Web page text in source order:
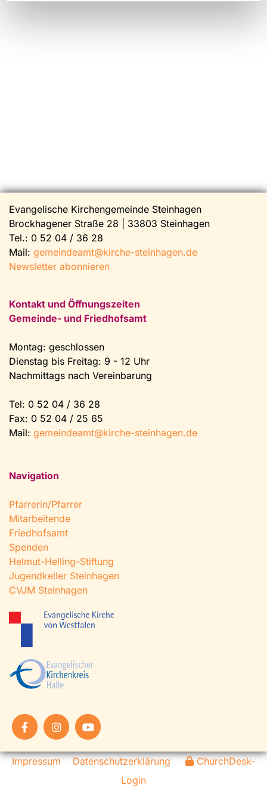
Evangelische Kirchengemeinde Steinhagen
Brockhagener Straße 28 | 33803 Steinhagen
Tel.: 0 52 04 / 36 28
Mail: gemeindeamt@kirche-steinhagen.de
Newsletter abonnieren
Kontakt und Öffnungszeiten
Gemeinde- und Friedhofsamt
Montag: geschlossen
Dienstag bis Freitag: 9 - 12 Uhr
Nachmittags nach Vereinbarung
Tel: 0 52 04 / 36 28
Fax: 0 52 04 / 25 65
Mail: gemeindeamt@kirche-steinhagen.de
Navigation
Pfarrerin/Pfarrer
Mitarbeitende
Friedhofsamt
Spenden
Helmut-Helling-Stiftung
Jugendkeller Steinhagen
CVJM Steinhagen
Impressum Datenschutzerklärung
ChurchDesk-
Login